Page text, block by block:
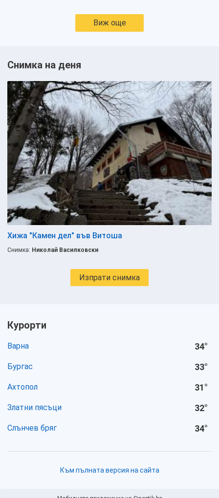
Виж още
Снимка на деня
Хижа "Камен дел" във Витоша
Снимка: Николай Василковски
Изпрати снимка
Курорти
Варна 34°
Бургас 33°
Ахтопол 31°
Златни пясъци 32°
Слънчев бряг 34°
Към пълната версия на сайта